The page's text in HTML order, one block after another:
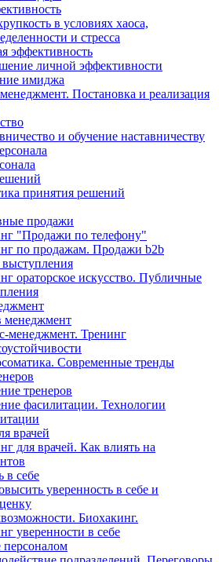
в условиях хаоса,
и стресса
эффективность
личной эффективности
имиджа
Постановка и реализация
и обучение наставничеству
принятия решений
продажи
"Продажи по телефону"
по продажам. Продажи b2b
ораторское искусство. Публичные
менеджмент
менеджмент. Тренинг
Современные тренды
тренеров
фасилитации. Технологии
врачей
для врачей. Как влиять на
в себе
уверенность в себе и
Биохакинг.
уверенности в себе
персоналом